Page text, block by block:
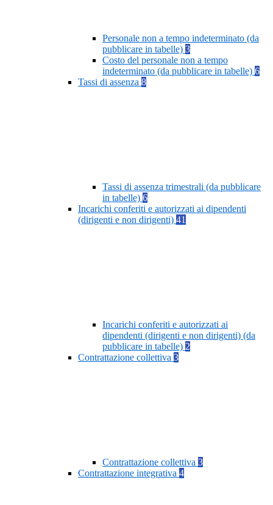
Personale non a tempo indeterminato (da
pubblicare in tabelle) 3
Costo del personale non a tempo
indeterminato (da pubblicare in tabelle) 6
Tassi di assenza 8
Tassi di assenza trimestrali (da pubblicare
in tabelle) 6
Incarichi conferiti e autorizzati ai dipendenti
(dirigenti e non dirigenti) 41
Incarichi conferiti e autorizzati ai
dipendenti (dirigenti e non dirigenti) (da
pubblicare in tabelle) 2
Contrattazione collettiva 3
Contrattazione collettiva 3
Contrattazione integrativa 4